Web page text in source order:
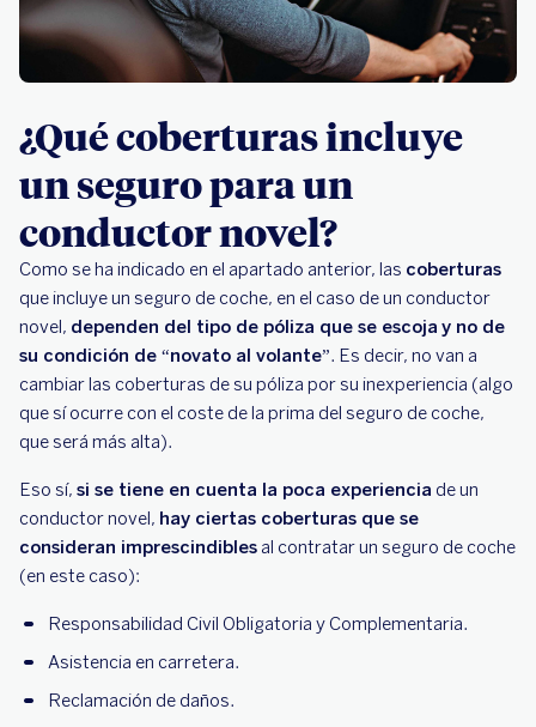
¿Qué coberturas incluye
un seguro para un
conductor novel?
Como se ha indicado en el apartado anterior, las coberturas
que incluye un seguro de coche, en el caso de un conductor
novel, dependen del tipo de póliza que se escoja y no de
su condición de “novato al volante”. Es decir, no van a
cambiar las coberturas de su póliza por su inexperiencia (algo
que sí ocurre con el coste de la prima del seguro de coche,
que será más alta).
Eso sí, si se tiene en cuenta la poca experiencia de un
conductor novel, hay ciertas coberturas que se
consideran imprescindibles al contratar un seguro de coche
(en este caso):
Responsabilidad Civil Obligatoria y Complementaria.
Asistencia en carretera.
Reclamación de daños.